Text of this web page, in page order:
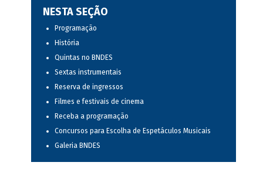
NESTA SEÇÃO
Programação
História
Quintas no BNDES
Sextas instrumentais
Reserva de ingressos
Filmes e festivais de cinema
Receba a programação
Concursos para Escolha de Espetáculos Musicais
Galeria BNDES